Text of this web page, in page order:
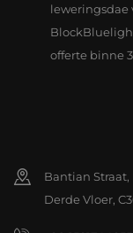
leweringsdae
offerte binne
Bantian
Derde Vloer,